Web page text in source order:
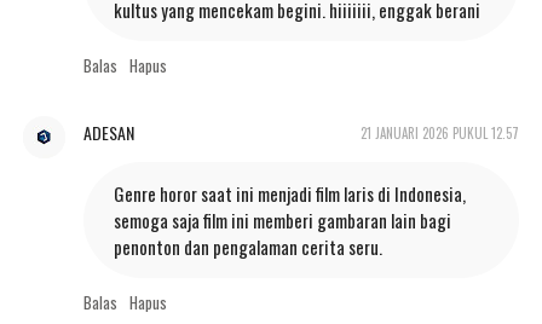
kultus yang mencekam begini. hiiiiiii, enggak berani
Balas Hapus
ADESAN 21 JANUARI 2026 PUKUL 12.57
Genre horor saat ini menjadi film laris di Indonesia,
semoga saja film ini memberi gambaran lain bagi
penonton dan pengalaman cerita seru.
Balas Hapus